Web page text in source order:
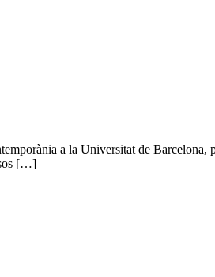
a la Universitat de Barcelona,
[…]